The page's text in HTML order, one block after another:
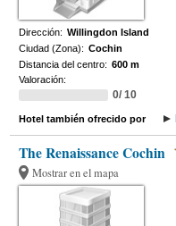
Dirección: Willingdon Island
Ciudad (Zona): Cochin
Distancia del centro: 600 m
Valoración:
0/ 10
Hotel también ofrecido por
The Renaissance Cochin
Mostrar en el mapa